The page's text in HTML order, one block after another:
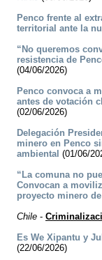
Penco frente al
territorial ante la
“No queremos
resistencia de
(04/06/2026)
Penco convoca a
antes de votación
(02/06/2026)
Delegación
minero en Penco
ambiental (01/06/
“La comuna no
Convocan a
proyecto minero
Chile -
Es We Xipantu y
(22/06/2026)